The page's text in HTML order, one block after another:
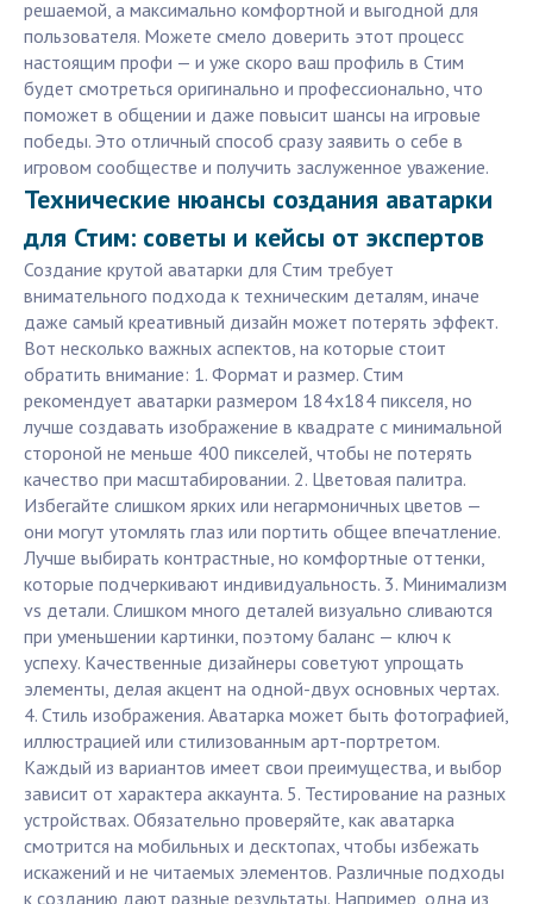
решаемой, а максимально комфортной и выгодной для
пользователя. Можете смело доверить этот процесс
настоящим профи — и уже скоро ваш профиль в Стим
будет смотреться оригинально и профессионально, что
поможет в общении и даже повысит шансы на игровые
победы. Это отличный способ сразу заявить о себе в
игровом сообществе и получить заслуженное уважение.
Технические нюансы создания аватарки
для Стим: советы и кейсы от экспертов
Создание крутой аватарки для Стим требует
внимательного подхода к техническим деталям, иначе
даже самый креативный дизайн может потерять эффект.
Вот несколько важных аспектов, на которые стоит
обратить внимание: 1. Формат и размер. Стим
рекомендует аватарки размером 184x184 пикселя, но
лучше создавать изображение в квадрате с минимальной
стороной не меньше 400 пикселей, чтобы не потерять
качество при масштабировании. 2. Цветовая палитра.
Избегайте слишком ярких или негармоничных цветов —
они могут утомлять глаз или портить общее впечатление.
Лучше выбирать контрастные, но комфортные оттенки,
которые подчеркивают индивидуальность. 3. Минимализм
vs детали. Слишком много деталей визуально сливаются
при уменьшении картинки, поэтому баланс — ключ к
успеху. Качественные дизайнеры советуют упрощать
элементы, делая акцент на одной-двух основных чертах.
4. Стиль изображения. Аватарка может быть фотографией,
иллюстрацией или стилизованным арт-портретом.
Каждый из вариантов имеет свои преимущества, и выбор
зависит от характера аккаунта. 5. Тестирование на разных
устройствах. Обязательно проверяйте, как аватарка
смотрится на мобильных и десктопах, чтобы избежать
искажений и не читаемых элементов. Различные подходы
к созданию дают разные результаты. Например, одна из